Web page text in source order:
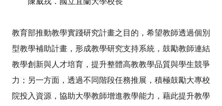
教育部推動教學實踐研究計畫之目的，希望教師透過個別
型教學補助計畫，形成教學研究支持系統，鼓勵教師連結
教學創新與人才培育，提升整體高教教學品質與學生競爭
力；另一方面，透過不同階段任務推展，積極鼓勵大專校
院投入資源，協助大學教師增進教學能力，藉此提升教學